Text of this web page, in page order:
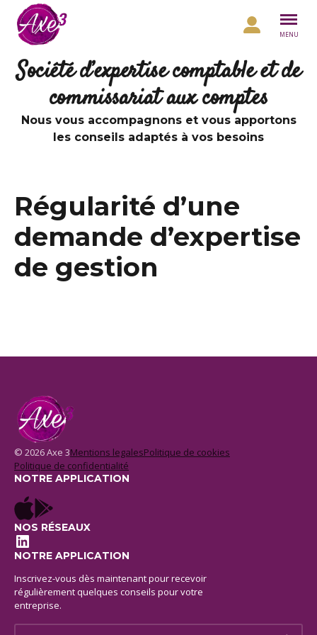
Aller au contenu
MENU
Société d’expertise comptable et de
commissariat aux comptes
Nous vous accompagnons et vous apportons
les conseils adaptés à vos besoins
Régularité d’une
demande d’expertise
de gestion
© 2026 Axe 3Mentions legalesPolitique de cookies
Politique de confidentialité
NOTRE APPLICATION
NOS RÉSEAUX
LinkedIn
NOTRE APPLICATION
Inscrivez-vous dès maintenant pour recevoir
régulièrement quelques conseils pour votre
entreprise.